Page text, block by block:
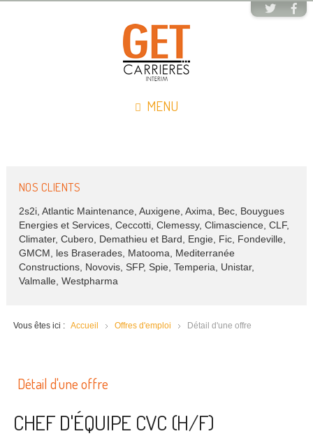
MENU
NOS CLIENTS
2s2i, Atlantic Maintenance, Auxigene, Axima, Bec, Bouygues
Energies et Services, Ceccotti, Clemessy, Climascience, CLF,
Climater, Cubero, Demathieu et Bard, Engie, Fic, Fondeville,
GMCM, les Braserades, Matooma, Mediterranée
Constructions, Novovis, SFP, Spie, Temperia, Unistar,
Valmalle, Westpharma
Vous êtes ici : Accueil Offres d'emploi Détail d'une offre
Détail d'une offre
CHEF D'ÉQUIPE CVC (H/F)